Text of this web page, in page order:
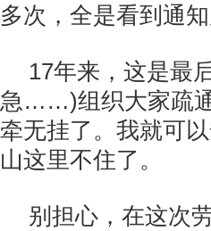
多次，全是看到通
17年来，这是最
急……)组织大家疏
牵无挂了。我就可
山这里不住了。
别担心，在这次